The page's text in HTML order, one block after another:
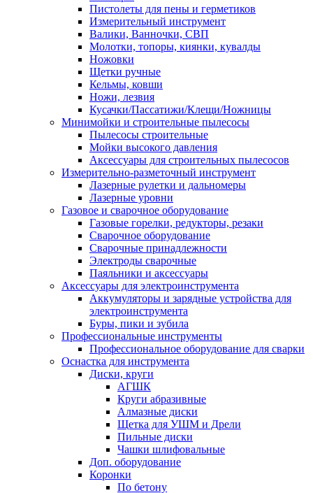
Пистолеты для пены и герметиков
Измерительный инструмент
Валики, Ванночки, СВП
Молотки, топоры, киянки, кувалды
Ножовки
Щетки ручные
Кельмы, ковши
Ножи, лезвия
Кусачки/Пассатижи/Клещи/Ножницы
Минимойки и строительные пылесосы
Пылесосы строительные
Мойки высокого давления
Аксессуары для строительных пылесосов
Измерительно-разметочный инструмент
Лазерные рулетки и дальномеры
Лазерные уровни
Газовое и сварочное оборудование
Газовые горелки, редукторы, резаки
Сварочное оборудование
Сварочные принадлежности
Электроды сварочные
Паяльники и аксессуары
Аксессуары для электроинструмента
Аккумуляторы и зарядные устройства для
электроинструмента
Буры, пики и зубила
Профессиональные инструменты
Профессиональное оборудование для сварки
Оснастка для инструмента
Диски, круги
АГШК
Круги абразивные
Алмазные диски
Щетка для УШМ и Дрели
Пильные диски
Чашки шлифовальные
Доп. оборудование
Коронки
По бетону